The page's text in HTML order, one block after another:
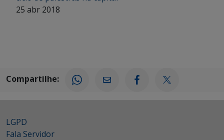
25 abr 2018
Compartilhe:
LGPD
Fala Servidor